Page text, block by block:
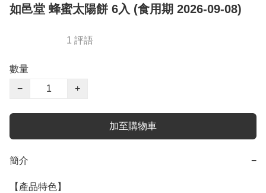
如邑堂 蜂蜜太陽餅 6入 (食用期 2026-09-08)
1 評語
數量
−
+
加至購物車
簡介 −
【產品特色】